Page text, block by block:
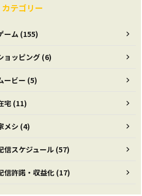
カテゴリー
ーム (155)
ョッピング (6)
ービー (5)
宅 (11)
メシ (4)
信スケジュール (57)
信許諾・収益化 (17)